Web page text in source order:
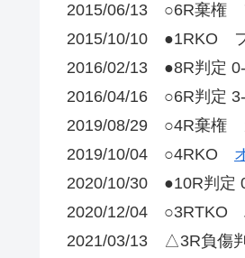
2015/06/13 ○6R棄権
2015/10/10 ●1RKO フ
2016/02/13 ●8R判定
2016/04/16 ○6R判定
2019/08/29 ○4R棄権
2019/10/04 ○4RKO
2020/10/30 ●10R判定
2020/12/04 ○3RTKO
2021/03/13 △3R負傷